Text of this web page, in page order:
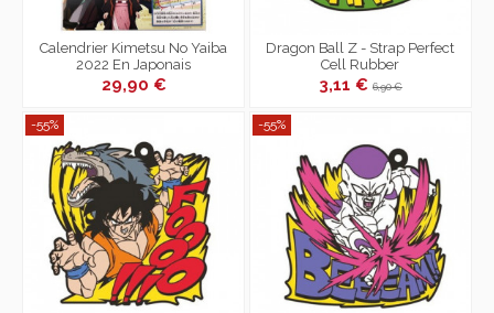
Calendrier Kimetsu No Yaiba
2022 En Japonais
29,90 €
Dragon Ball Z - Strap Perfect
Cell Rubber
3,11 €6,90 €
-55% -55%